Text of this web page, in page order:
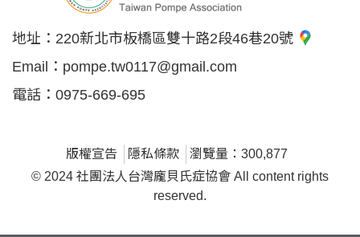
地址： 220新北市板橋區雙十路2段46巷20號
Email： pompe.tw0117@gmail.com
電話： 0975-669-695
版權宣告 隱私條款
瀏覽量：300,877
© 2024 社團法人台灣龐貝氏症協會 All content rights
reserved.